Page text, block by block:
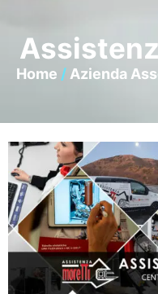
Home / Azienda